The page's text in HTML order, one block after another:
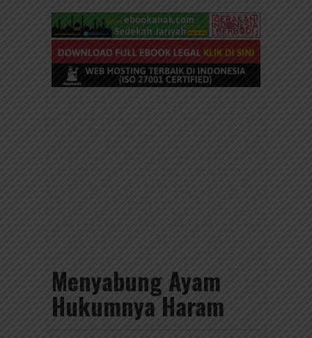
Menyabung Ayam
Hukumnya Haram